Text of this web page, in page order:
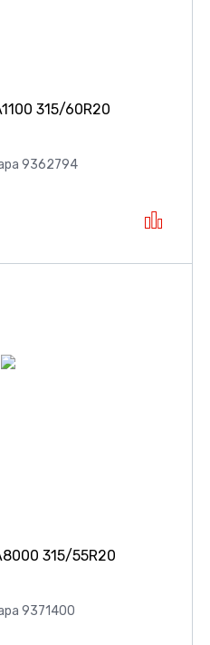
315/60R20
9362794
315/55R20
9371400